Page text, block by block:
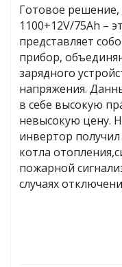
для
промышленности
Готовое решение,
1100+12V/75Ah –
представляет
прибор,
зарядного
напряжения.
в себе высокую
невысокую цену.
инвертор
котла
пожарной
случаях